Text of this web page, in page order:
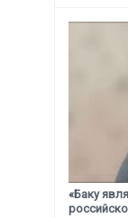
«Баку